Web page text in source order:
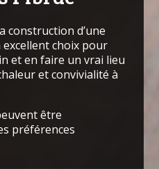
construction d’une
choix pour
et en faire un vrai lieu
et convivialité à
être
préférences